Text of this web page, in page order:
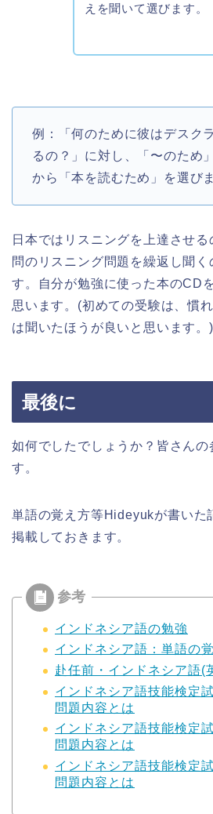
えを聞いて選びます。
例：「何のために彼はデスク
るの？」に対し、「〜のため
から「本を読むため」を選び
日本ではリスニングを上達させ
問のリスニング問題を繰返し聞く
す。自分が勉強に使った本のCD
思います。(初めての受験は、慣
は聞いたほうが良いと思います。)
最後に
如何でしたでしょうか？皆さん
す。
単語の覚え方等Hideyukが書いた
掲載しておきます。
インドネシア語の勉強
インドネシア語：単語の
赴任前・インドネシア語(
インドネシア語技能検定
問題内容とは
インドネシア語技能検定
問題内容とは
インドネシア語技能検定
問題内容とは